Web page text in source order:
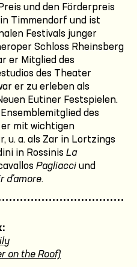
und den Förderpreis
Timmendorf und ist
Festivals junger
Schloss Rheinsberg
er Mitglied des
des Theater
er zu erleben als
Eutiner Festspielen.
des
er mit wichtigen
u. a. als Zar in Lortzings
in Rossinis La
Pagliacci und
d'amore.
on the Roof)